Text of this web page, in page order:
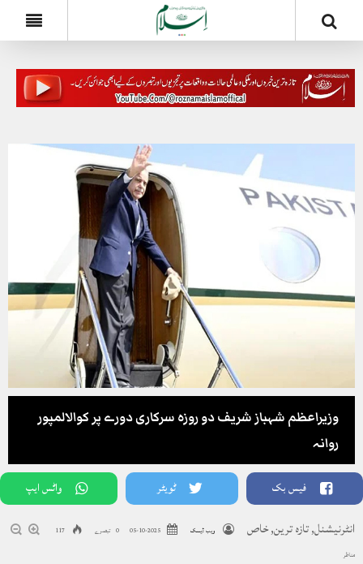
وزیراعظم شہباز شریف دو روزہ سرکاری دورے پر کوالالمپور
روانہ
فیس بک ٹویٹر واٹس ایپ
انٹرنیشنل,تازہ ترین,خاص ویب ڈیسک 2025-10-05 0 تبصرے
مناظر